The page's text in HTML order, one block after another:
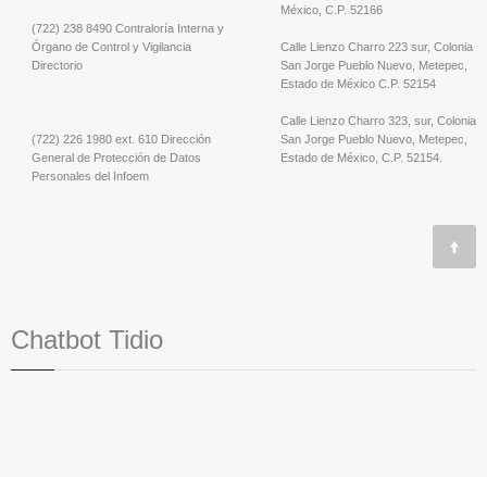
(722) 238 8490 Contraloría Interna y
Órgano de Control y Vigilancia
Directorio
(722) 226 1980 ext. 610 Dirección
General de Protección de Datos
Personales del Infoem
México, C.P. 52166
Calle Lienzo Charro 223 sur, Colonia
San Jorge Pueblo Nuevo, Metepec,
Estado de México C.P. 52154
Calle Lienzo Charro 323, sur, Colonia
San Jorge Pueblo Nuevo, Metepec,
Estado de México, C.P. 52154.
Chatbot Tidio